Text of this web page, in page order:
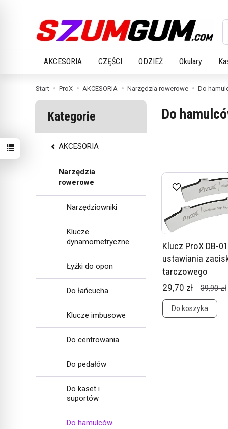
AKCESORIA CZĘŚCI ODZIEŻ Okulary
Start ProX AKCESORIA Narzędzia rowerowe Do
Do
Klucz ProX DB-
ustawiania
tarczowego
29,70 zł 39,90 zł
Do koszyka
Kategorie
AKCESORIA
Narzędzia
rowerowe
Narzędziowniki
Klucze
dynamometryczne
Łyżki do opon
Do łańcucha
Klucze imbusowe
Do centrowania
Do pedałów
Do kaset i
suportów
Do hamulców